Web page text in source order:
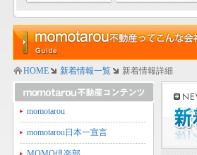
HOME 新着情報一覧 新着情報詳細
momotarou
momotarou日本一宣言